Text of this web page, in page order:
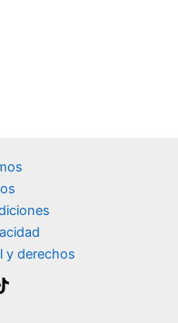
y derechos